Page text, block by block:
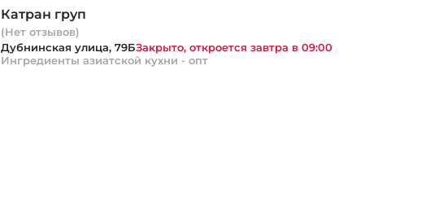
Катран груп
(Нет отзывов)
Дубнинская улица, 79БЗакрыто, откроется завтра в 09:00
Ингредиенты азиатской кухни - опт